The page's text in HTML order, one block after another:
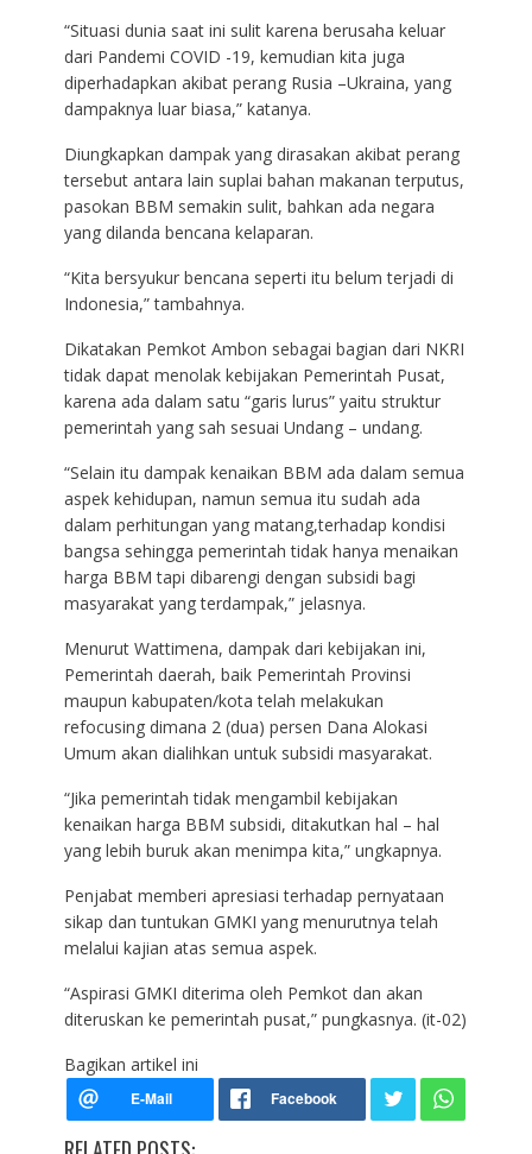
“Situasi dunia saat ini sulit karena berusaha keluar
dari Pandemi COVID -19, kemudian kita juga
diperhadapkan akibat perang Rusia –Ukraina, yang
dampaknya luar biasa,” katanya.
Diungkapkan dampak yang dirasakan akibat perang
tersebut antara lain suplai bahan makanan terputus,
pasokan BBM semakin sulit, bahkan ada negara
yang dilanda bencana kelaparan.
“Kita bersyukur bencana seperti itu belum terjadi di
Indonesia,” tambahnya.
Dikatakan Pemkot Ambon sebagai bagian dari NKRI
tidak dapat menolak kebijakan Pemerintah Pusat,
karena ada dalam satu “garis lurus” yaitu struktur
pemerintah yang sah sesuai Undang – undang.
“Selain itu dampak kenaikan BBM ada dalam semua
aspek kehidupan, namun semua itu sudah ada
dalam perhitungan yang matang,terhadap kondisi
bangsa sehingga pemerintah tidak hanya menaikan
harga BBM tapi dibarengi dengan subsidi bagi
masyarakat yang terdampak,” jelasnya.
Menurut Wattimena, dampak dari kebijakan ini,
Pemerintah daerah, baik Pemerintah Provinsi
maupun kabupaten/kota telah melakukan
refocusing dimana 2 (dua) persen Dana Alokasi
Umum akan dialihkan untuk subsidi masyarakat.
“Jika pemerintah tidak mengambil kebijakan
kenaikan harga BBM subsidi, ditakutkan hal – hal
yang lebih buruk akan menimpa kita,” ungkapnya.
Penjabat memberi apresiasi terhadap pernyataan
sikap dan tuntukan GMKI yang menurutnya telah
melalui kajian atas semua aspek.
“Aspirasi GMKI diterima oleh Pemkot dan akan
diteruskan ke pemerintah pusat,” pungkasnya. (it-02)
Bagikan artikel ini